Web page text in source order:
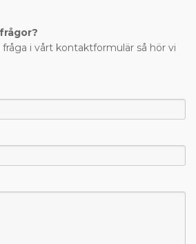
fråga i vårt kontaktformulär så hör vi